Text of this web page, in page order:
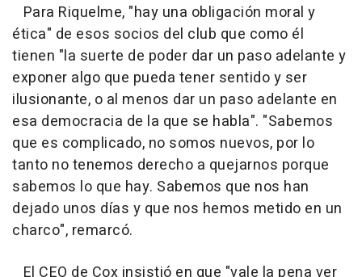
Para Riquelme, "hay una obligación moral y
ética" de esos socios del club que como él
tienen "la suerte de poder dar un paso adelante y
exponer algo que pueda tener sentido y ser
ilusionante, o al menos dar un paso adelante en
esa democracia de la que se habla". "Sabemos
que es complicado, no somos nuevos, por lo
tanto no tenemos derecho a quejarnos porque
sabemos lo que hay. Sabemos que nos han
dejado unos días y que nos hemos metido en un
charco", remarcó.
El CEO de Cox insistió en que "vale la pena ver